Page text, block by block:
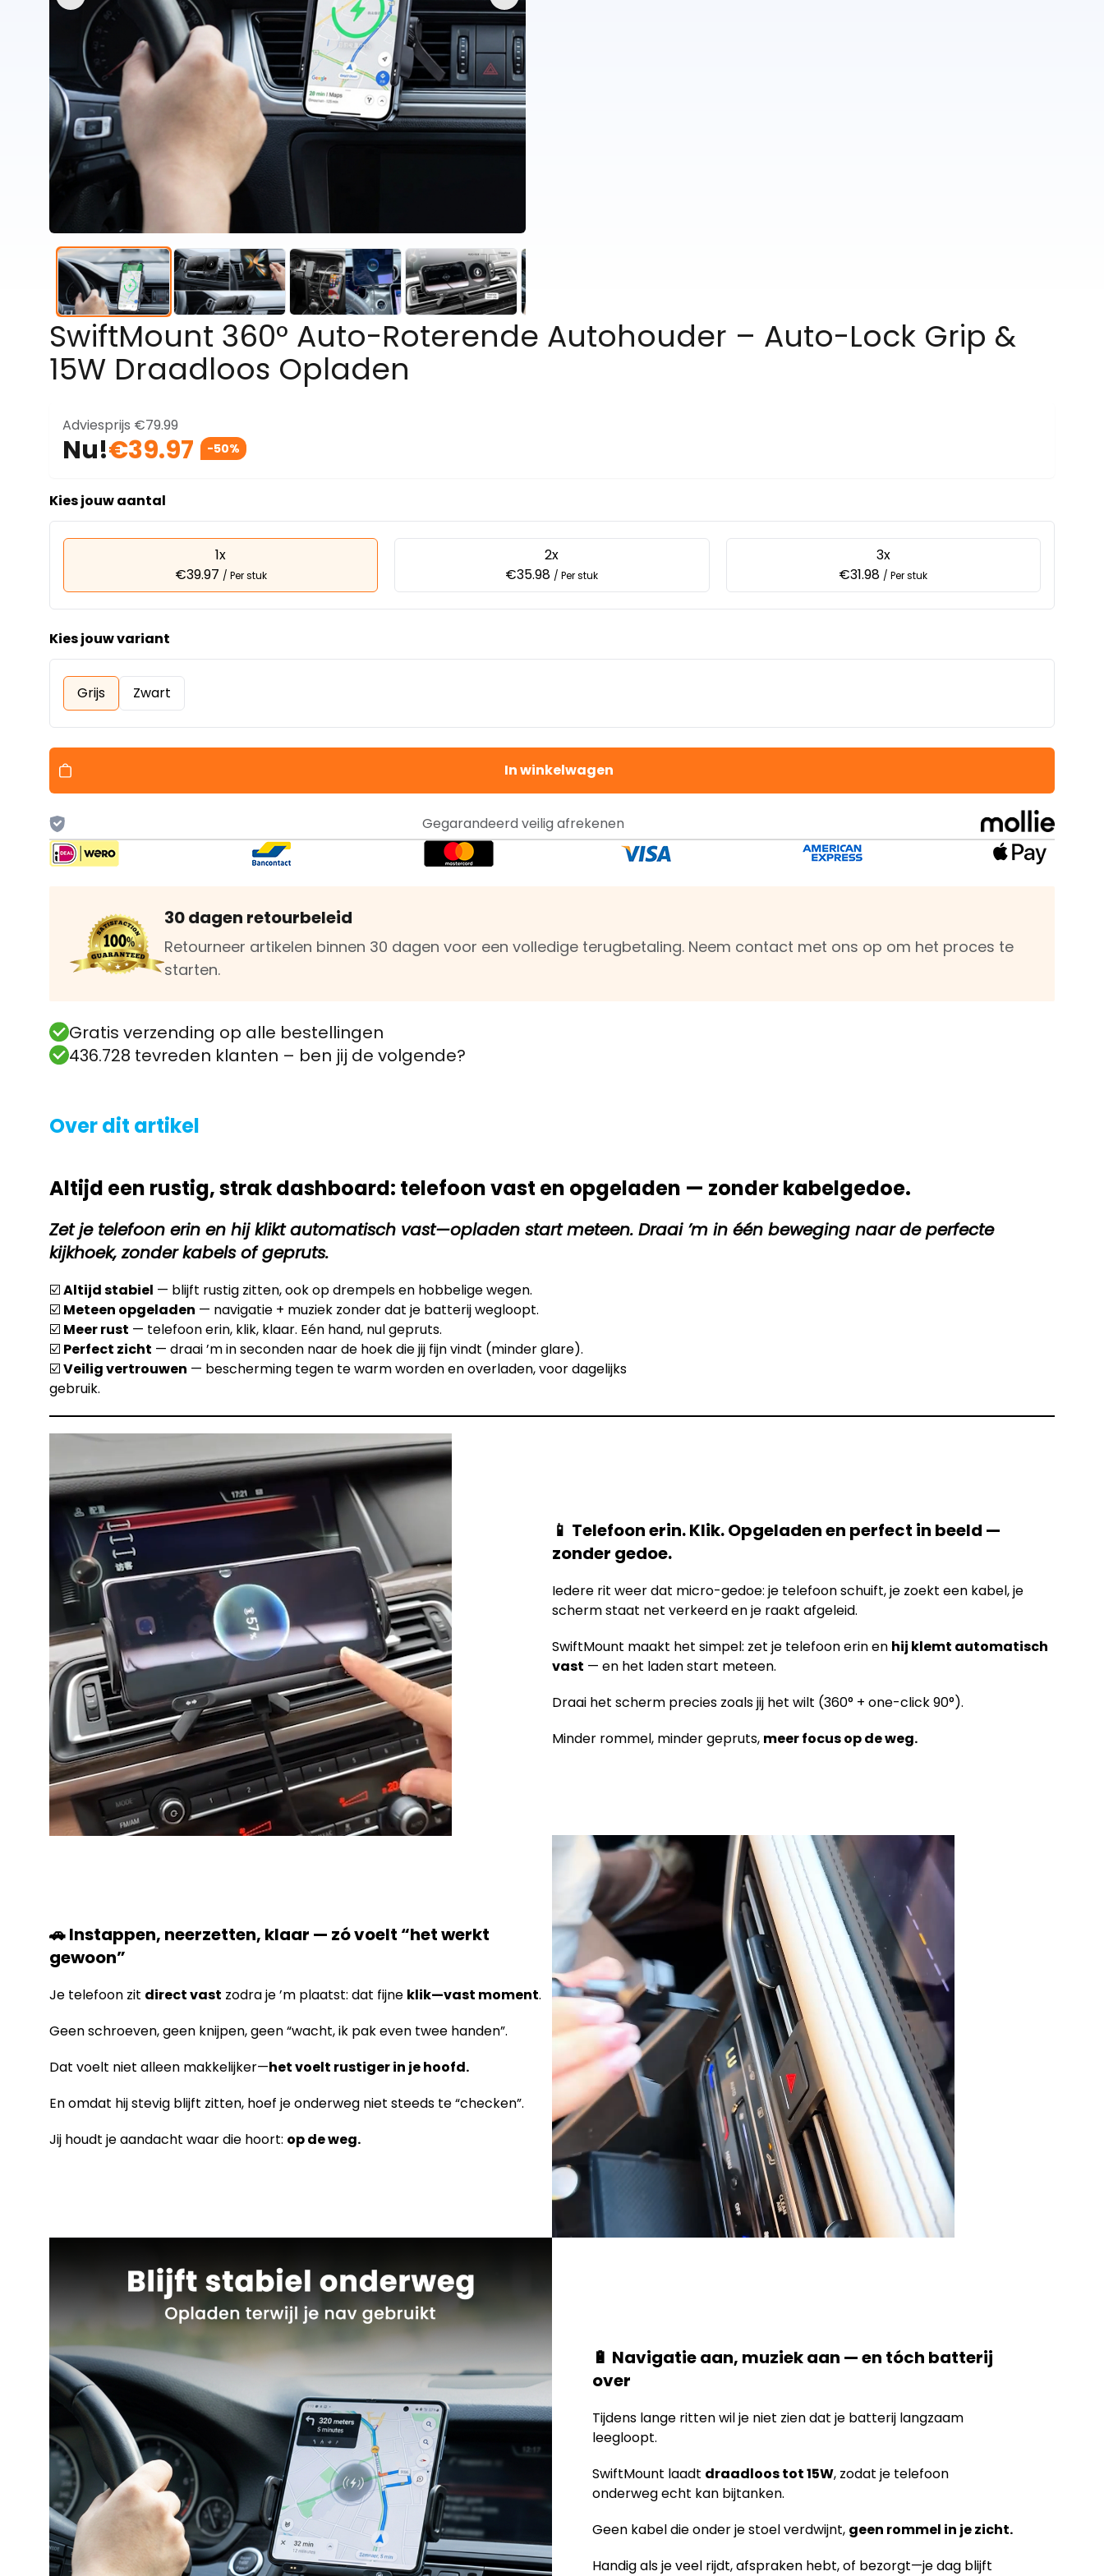
SwiftMount 360° Auto-Roterende Autohouder – Auto-Lock Grip &
15W Draadloos Opladen
Adviesprijs €79.99
Nu!€39.97 -50%
Kies jouw aantal
1x
€39.97 / Per stuk
2x
€35.98 / Per stuk
3x
€31.98 / Per stuk
Kies jouw variant
Grijs Zwart
In winkelwagen
Gegarandeerd veilig afrekenen
30 dagen retourbeleid
Retourneer artikelen binnen 30 dagen voor een volledige terugbetaling. Neem contact met ons op om het proces te
starten.
Gratis verzending op alle bestellingen
436.728 tevreden klanten – ben jij de volgende?
Over dit artikel
Altijd een rustig, strak dashboard: telefoon vast en opgeladen — zonder kabelgedoe.
Zet je telefoon erin en hij klikt automatisch vast—opladen start meteen. Draai ’m in één beweging naar de perfecte
kijkhoek, zonder kabels of gepruts.
☑️Altijd stabiel — blijft rustig zitten, ook op drempels en hobbelige wegen.
☑️ Meteen opgeladen — navigatie + muziek zonder dat je batterij wegloopt.
☑️ Meer rust — telefoon erin, klik, klaar. Eén hand, nul gepruts.
☑️ Perfect zicht — draai ’m in seconden naar de hoek die jij fijn vindt (minder glare).
☑️Veilig vertrouwen — bescherming tegen te warm worden en overladen, voor dagelijks
gebruik.
📱 Telefoon erin. Klik. Opgeladen en perfect in beeld —
zonder gedoe.
Iedere rit weer dat micro-gedoe: je telefoon schuift, je zoekt een kabel, je
scherm staat net verkeerd en je raakt afgeleid.
SwiftMount maakt het simpel: zet je telefoon erin en hij klemt automatisch
vast — en het laden start meteen.
Draai het scherm precies zoals jij het wilt (360° + one-click 90°).
Minder rommel, minder gepruts, meer focus op de weg.
🚗 Instappen, neerzetten, klaar — zó voelt “het werkt
gewoon”
Je telefoon zit direct vast zodra je ’m plaatst: dat fijne klik—vast moment.
Geen schroeven, geen knijpen, geen “wacht, ik pak even twee handen”.
Dat voelt niet alleen makkelijker—het voelt rustiger in je hoofd.
En omdat hij stevig blijft zitten, hoef je onderweg niet steeds te “checken”.
Jij houdt je aandacht waar die hoort: op de weg.
🔋 Navigatie aan, muziek aan — en tóch batterij
over
Tijdens lange ritten wil je niet zien dat je batterij langzaam
leegloopt.
SwiftMount laadt draadloos tot 15W, zodat je telefoon
onderweg echt kan bijtanken.
Geen kabel die onder je stoel verdwijnt, geen rommel in je zicht.
Handig als je veel rijdt, afspraken hebt, of bezorgt—je dag blijft